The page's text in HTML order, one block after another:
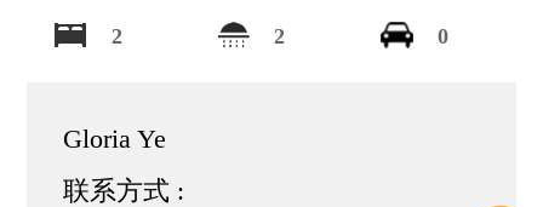
2 2 0
Gloria Ye
联系方式 :